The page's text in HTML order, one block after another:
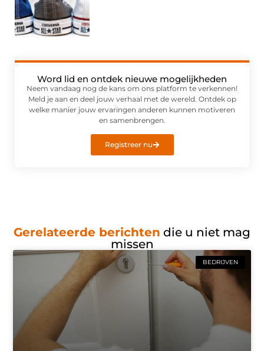
Word lid en ontdek nieuwe mogelijkheden
Neem vandaag nog de kans om ons platform te verkennen!
Meld je aan en deel jouw verhaal met de wereld. Ontdek op
welke manier jouw ervaringen anderen kunnen motiveren
en samenbrengen.
Registreer nu
Gerelateerde berichten die u niet mag
missen
BEDRIJVEN